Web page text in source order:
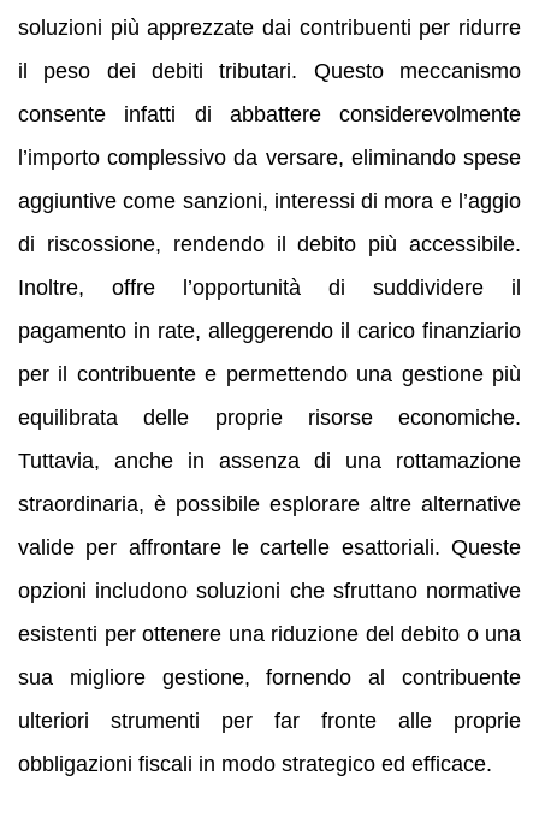
soluzioni più apprezzate dai contribuenti per ridurre
il peso dei debiti tributari. Questo meccanismo
consente infatti di abbattere considerevolmente
l’importo complessivo da versare, eliminando spese
aggiuntive come sanzioni, interessi di mora e l’aggio
di riscossione, rendendo il debito più accessibile.
Inoltre, offre l’opportunità di suddividere il
pagamento in rate, alleggerendo il carico finanziario
per il contribuente e permettendo una gestione più
equilibrata delle proprie risorse economiche.
Tuttavia, anche in assenza di una rottamazione
straordinaria, è possibile esplorare altre alternative
valide per affrontare le cartelle esattoriali. Queste
opzioni includono soluzioni che sfruttano normative
esistenti per ottenere una riduzione del debito o una
sua migliore gestione, fornendo al contribuente
ulteriori strumenti per far fronte alle proprie
obbligazioni fiscali in modo strategico ed efficace.